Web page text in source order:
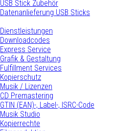
USB Stick Zubehör
Datenanlieferung USB Sticks
Dienstleistungen
Downloadcodes
Express Service
Grafik & Gestaltung
Fulfillment Services
Kopierschutz
Musik / Lizenzen
CD Premastering
GTIN (EAN)-, Label-, ISRC-Code
Musik Studio
Kopierrechte